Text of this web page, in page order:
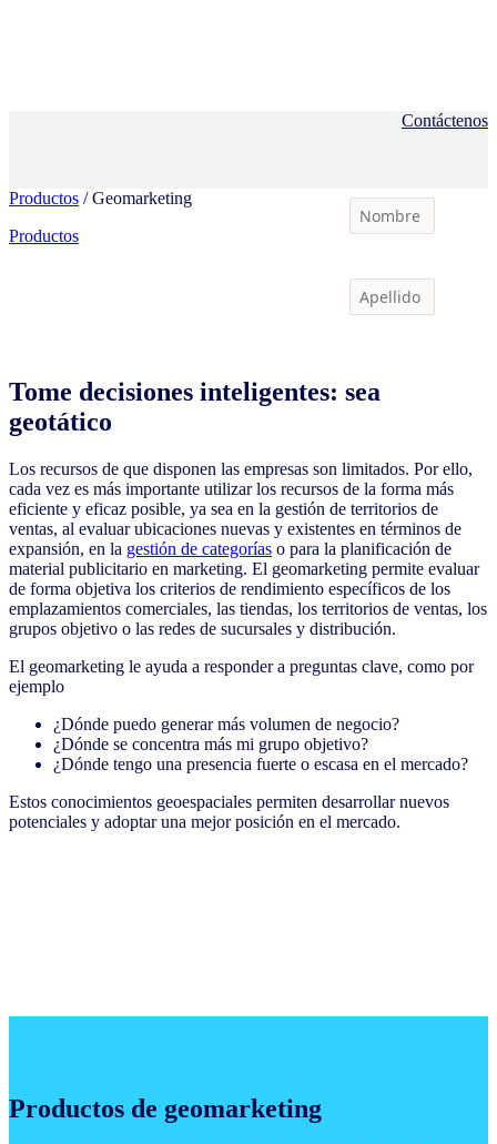
Productos / Geomarketing
Productos
Contáctenos
Tome decisiones inteligentes: sea
geotático
Los recursos de que disponen las empresas son limitados. Por ello,
cada vez es más importante utilizar los recursos de la forma más
eficiente y eficaz posible, ya sea en la gestión de territorios de
ventas, al evaluar ubicaciones nuevas y existentes en términos de
expansión, en la gestión de categorías o para la planificación de
material publicitario en marketing. El geomarketing permite evaluar
de forma objetiva los criterios de rendimiento específicos de los
emplazamientos comerciales, las tiendas, los territorios de ventas, los
grupos objetivo o las redes de sucursales y distribución.
El geomarketing le ayuda a responder a preguntas clave, como por
ejemplo
¿Dónde puedo generar más volumen de negocio?
¿Dónde se concentra más mi grupo objetivo?
¿Dónde tengo una presencia fuerte o escasa en el mercado?
Estos conocimientos geoespaciales permiten desarrollar nuevos
potenciales y adoptar una mejor posición en el mercado.
Productos de geomarketing